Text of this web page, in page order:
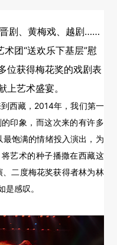
剧、黄梅戏、越剧……
团“送欢乐下基层”慰
位获得梅花奖的戏剧表
艺术盛宴。
西藏，2014年，我们第一
印象，而这次来的有许多
最饱满的情绪投入演出，为
艺术的种子播撒在西藏这
、二度梅花奖获得者林为林
感叹。